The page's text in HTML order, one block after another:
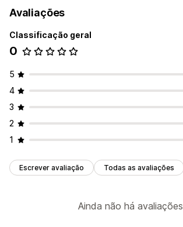
Avaliações
Classificação geral
0
5
4
3
2
1
Escrever avaliação Todas as avaliações
Ainda não há avaliações